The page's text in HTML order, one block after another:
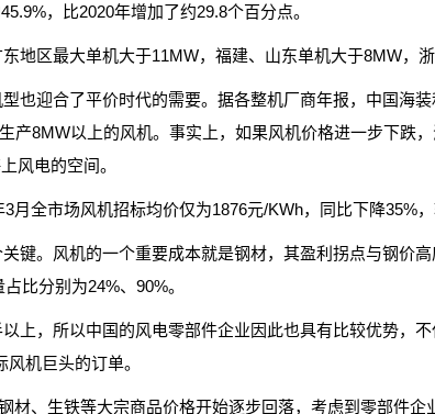
，比2020年增加了约29.8个百分点。
地区最大单机大于11MW，福建、山东单机大于8MW，浙
也迎合了平价时代的需要。据各整机厂商年报，中国海
产8MW以上的风机。事实上，如果风机价格进一步下跌
风电的空间。
月全市场风机招标均价仅为1876元/KWh，同比下降35%，
键。风机的一个重要成本就是钢材，其盈利拐点与钢价
比分别为24%、90%。
上，所以中国的风电零部件企业因此也具有比较优势，
机巨头的订单。
材、生铁等大宗商品价格开始逐步回落，考虑到零部件企